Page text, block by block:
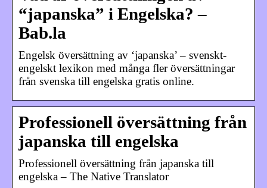
“japanska” i Engelska? –
Bab.la
Engelsk översättning av ‘japanska’ – svenskt-
engelskt lexikon med många fler översättningar
från svenska till engelska gratis online.
Professionell översättning från
japanska till engelska
Professionell översättning från japanska till
engelska – The Native Translator